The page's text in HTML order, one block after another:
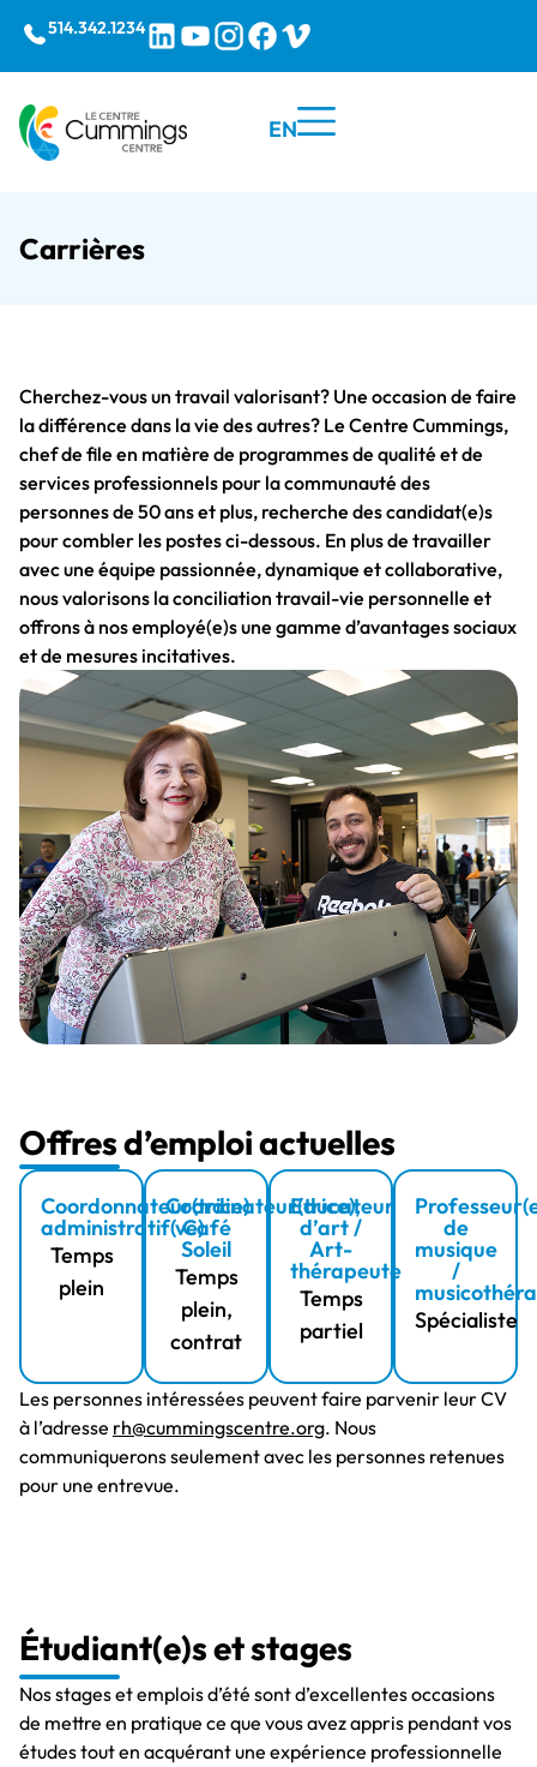
514.342.1234
EN
Carrières
Cherchez-vous un travail valorisant? Une occasion de faire
la différence dans la vie des autres? Le Centre Cummings,
chef de file en matière de programmes de qualité et de
services professionnels pour la communauté des
personnes de 50 ans et plus, recherche des candidat(e)s
pour combler les postes ci-dessous. En plus de travailler
avec une équipe passionnée, dynamique et collaborative,
nous valorisons la conciliation travail-vie personnelle et
offrons à nos employé(e)s une gamme d’avantages sociaux
et de mesures incitatives.
Offres d’emploi actuelles
Coordonnateur(trice)
administratif(ve)
Temps
plein
Coordinateur(trice),
Café
Soleil
Temps
plein,
contrat
Educateur
d’art /
Art-
thérapeute
Temps
partiel
de
musique
/
Spécialiste
Les personnes intéressées peuvent faire parvenir leur CV
à l’adresse rh@cummingscentre.org. Nous
communiquerons seulement avec les personnes retenues
pour une entrevue.
Étudiant(e)s et stages
Nos stages et emplois d’été sont d’excellentes occasions
de mettre en pratique ce que vous avez appris pendant vos
études tout en acquérant une expérience professionnelle